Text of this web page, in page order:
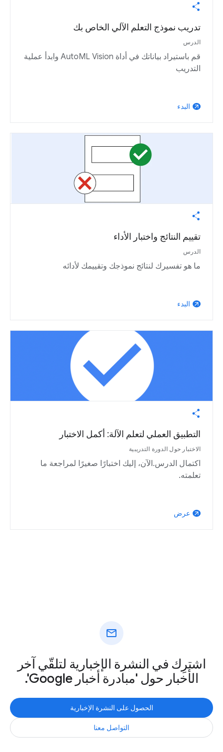
تدريب نموذج التعلم الآلي الخاص بك
الدرس
قم باستيراد بياناتك في أداة AutoML Vision وابدأ عملية
التدريب
arrow_outward البدء
تقييم النتائج واختبار الأداء
الدرس
ما هو تفسيرك لنتائج نموذجك وتقييمك لأدائه
arrow_outward البدء
التطبيق العملي لتعلم الآلة: أكمل الاختبار
الاختبار حول الدورة التدريبية
اكتمال الدرس.الآن، إليك اختبارًا صغيرًا لمراجعة ما
تعلمته.
arrow_outward عرض
mail
اشترِك في النشرة الإخبارية لتلقّي آخر
الأخبار حول 'مبادرة أخبار Google'.
الحصول على النشرة الإخبارية
التواصل معنا